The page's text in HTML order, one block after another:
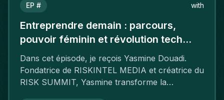
EP # with
Entreprendre demain : parcours,
pouvoir féminin et révolution tech
avec Yasmine Douadi
Dans cet épisode, je reçois Yasmine Douadi.
Fondatrice de RISKINTEL MEDIA et créatrice du
RISK SUMMIT, Yasmine transforme la